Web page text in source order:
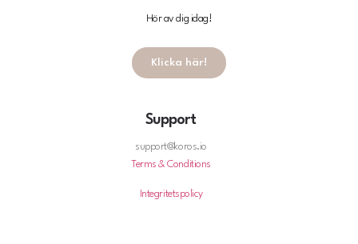
Hör av dig idag!
Klicka här!
Support
support@koros.io
Terms & Conditions
Integritetspolicy